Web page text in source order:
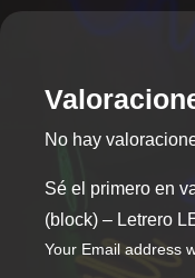
No hay
Sé el primero en
(block) – Letrero
Your Email address